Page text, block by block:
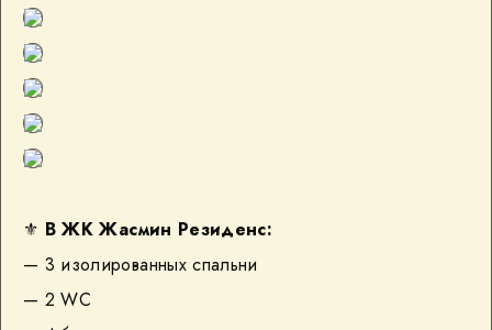
⚜️ В ЖК Жасмин Резиденс:
— 3 изолированных спальни
— 2 WC